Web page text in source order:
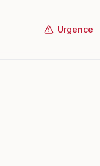
Urgence